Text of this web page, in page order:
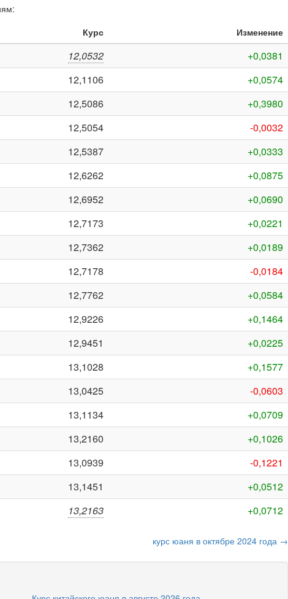
Курс Изменение
12,0532
+0,0381
12,1106
+0,0574
12,5086
+0,3980
12,5054
-0,0032
12,5387
+0,0333
12,6262
+0,0875
12,6952
+0,0690
12,7173
+0,0221
12,7362
+0,0189
12,7178
-0,0184
12,7762
+0,0584
12,9226
+0,1464
12,9451
+0,0225
13,1028
+0,1577
13,0425
-0,0603
13,1134
+0,0709
13,2160
+0,1026
13,0939
-0,1221
13,1451
+0,0512
13,2163 +0,0712
курс юаня в октябре 2024 года →